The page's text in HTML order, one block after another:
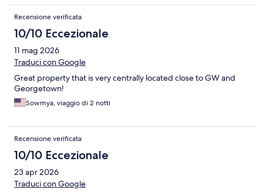
Recensione verificata
10/10 Eccezionale
11 mag 2026
Traduci con Google
Great property that is very centrally located close to GW and
Georgetown!
Sowmya, viaggio di 2 notti
Recensione verificata
10/10 Eccezionale
23 apr 2026
Traduci con Google